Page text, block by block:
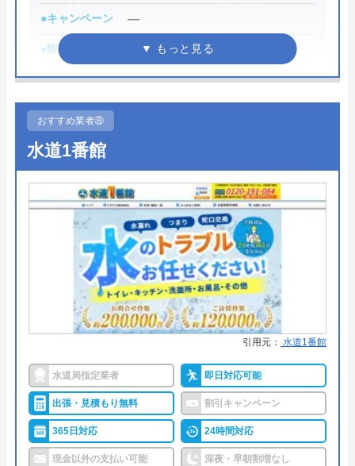
う意味がよくわかりました。法外な値段を言
われる心配はなかったですし、言い値で費用
が大きく変わる修理費などは、よく検討する
当日のやり取りをスマホで録音しています。
また、当社がクチコミ操作をしているようで
（しかも1週間後）の対応は本当に驚きまし
た。あの時の社員の顔が忘れられませんし、
恐怖でしかありませんでした。 火のないと
ころに煙は立ちません。グレーな事業を行う
企業は、クチコミを操作して隠すのではな
く、そのような行為を改めないと、この情報
社会で淘汰されていきます。 消費者は、選
択する権利があります。これ以上被害者が出
ませんように。
所在地
〒343-0032
埼玉県越谷市大字袋山1513番地1サミ
ーコート越谷307
●キャンペーン ―
●駆けつけ時間 最短30分
●受付時間 24時間
●定休日
●出張見積もり
●支払い方法
現金・集金・銀行振込・クレジッ
トカード
●累計実績 ―
●保証・保険 最大5年の保証あり
詳細は公式HPでご確認ください
水の生活トラブル救急車がおすすめの理由
水の生活トラブル救急車は全国40都道府県を対応エ
リアとしており、またトイレやキッチン、お風呂な
ど水まわり設備全般の修理が可能な、誰でも相談し
やすい水道業者です。
おすすめ業者⑧
水道1番館
引用元： 水道1番館
水道局指定業者 即日対応可能
出張・見積もり無料 割引キャンペーン
365日対応 24時間対応
現金以外の支払い可能 深夜・早朝割増なし